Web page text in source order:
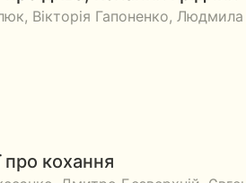
Вікторія Гапоненко,
про кохання